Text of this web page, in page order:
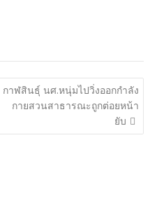
กาฬสินธุ์ นศ.หนุ่มไปวิ่งออกกำลัง
กายสวนสาธารณะถูกต่อยหน้า
ยับ